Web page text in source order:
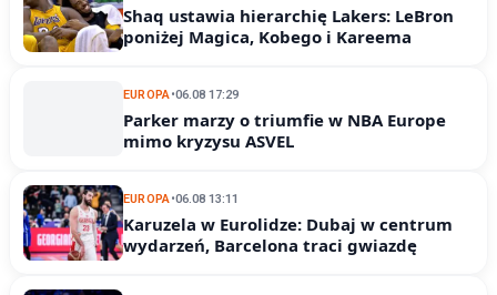
Shaq ustawia hierarchię Lakers: LeBron
poniżej Magica, Kobego i Kareema
EUROPA•06.08 17:29
Parker marzy o triumfie w NBA Europe
mimo kryzysu ASVEL
EUROPA•06.08 13:11
Karuzela w Eurolidze: Dubaj w centrum
wydarzeń, Barcelona traci gwiazdę